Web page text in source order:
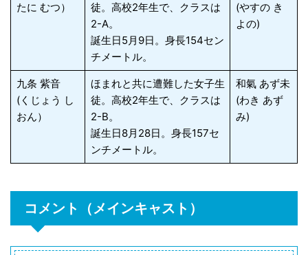
たに むつ）
徒。高校2年生で、クラスは
2-A。
誕生日5月9日。身長154セン
チメートル。
(やすの き
よの)
九条 紫音
(くじょう し
おん）
ほまれと共に遭難した女子生
徒。高校2年生で、クラスは
2-B。
誕生日8月28日。身長157セ
ンチメートル。
和氣 あず未
(わき あず
み)
コメント（メインキャスト）